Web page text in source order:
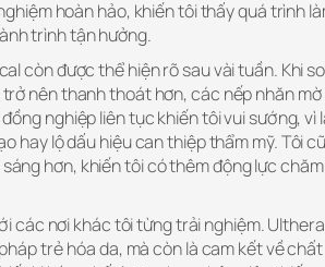
hoàn hảo, khiến tôi thấy quá trình
trình tận hưởng.
còn được thể hiện rõ sau vài tuần. Khi
nên thanh thoát hơn, các nếp nhăn mờ
nghiệp liên tục khiến tôi vui sướng, vì
hay lộ dấu hiệu can thiệp thẩm mỹ. Tôi
hơn, khiến tôi có thêm động lực
các nơi khác tôi từng trải nghiệm.
trẻ hóa da, mà còn là cam kết về chất